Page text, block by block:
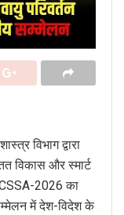
विभाग द्वारा
विकास और स्मार्ट
2026 का
में देश-विदेश के